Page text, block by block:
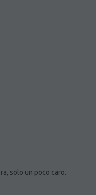
solo un poco caro.